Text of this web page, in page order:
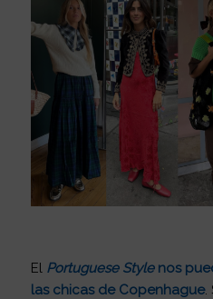
El Portuguese Stylenos
las chicas de Copenhague.